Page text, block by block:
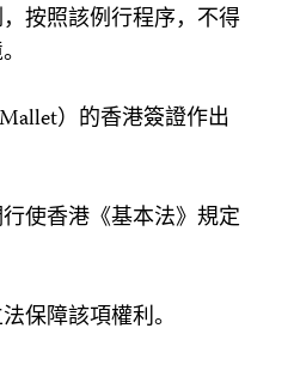
按照該例行程序，不得
）的香港簽證作出
使香港《基本法》規定
保障該項權利。